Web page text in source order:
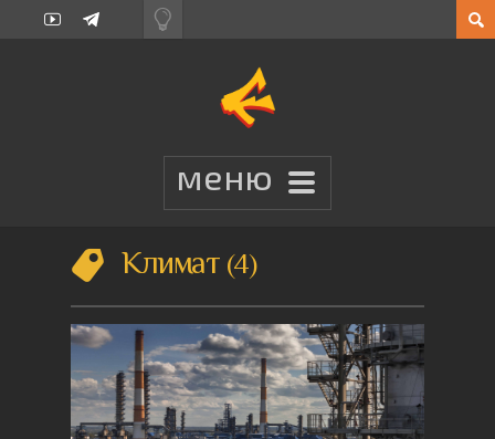
Климат 4